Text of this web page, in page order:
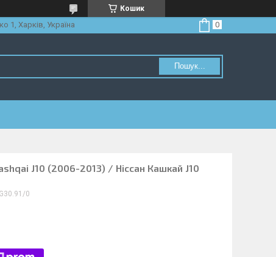
Кошик
1, Харків, Україна
Пошук...
J10 (2006-2013) / Ніссан Кашкай J10
0